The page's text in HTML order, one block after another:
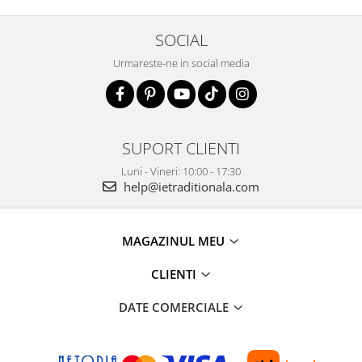
SOCIAL
Urmareste-ne in social media
SUPORT CLIENTI
Luni - Vineri: 10:00 - 17:30
help@ietraditionala.com
MAGAZINUL MEU
CLIENTI
DATE COMERCIALE